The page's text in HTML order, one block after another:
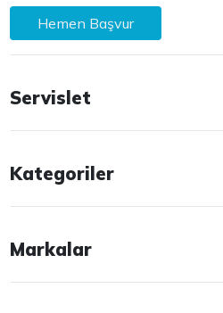
Hemen Başvur
Servislet
Kategoriler
Markalar